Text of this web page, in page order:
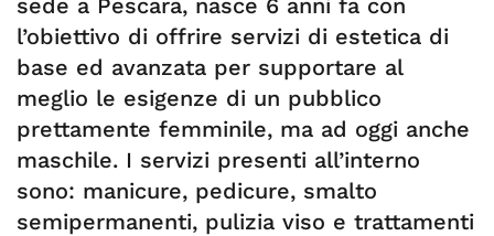
sede a Pescara, nasce 6 anni fa con
l’obiettivo di offrire servizi di estetica di
base ed avanzata per supportare al
meglio le esigenze di un pubblico
prettamente femminile, ma ad oggi anche
maschile. I servizi presenti all’interno
sono: manicure, pedicure, smalto
semipermanenti, pulizia viso e trattamenti